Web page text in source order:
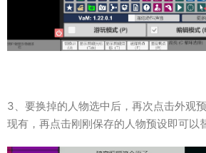
3、要换掉的人物选中后，再次点击外观
现有，再点击刚刚保存的人物预设即可以